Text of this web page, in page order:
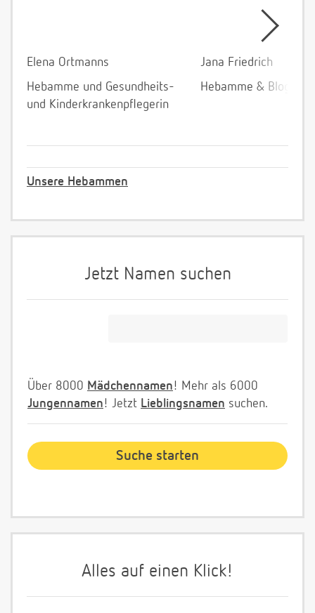
Elena Ortmanns
Hebamme und Gesundheits-
und Kinderkrankenpflegerin
Jana Friedrich
Hebamme &
Unsere Hebammen
Jetzt Namen suchen
Über 8000 Mädchennamen! Mehr als 6000
Jungennamen! Jetzt Lieblingsnamen suchen.
Alles auf einen Klick!